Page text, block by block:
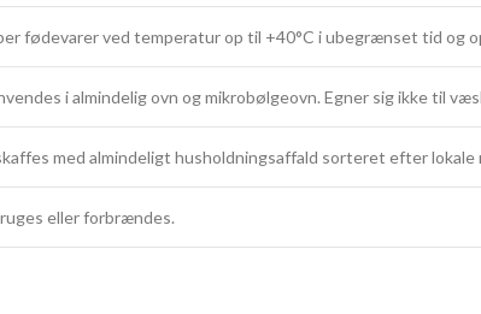
fødevarer ved temperatur op til +40°C i ubegrænset tid og
i almindelig ovn og mikrobølgeovn. Egner sig ikke til
med almindeligt husholdningsaffald sorteret efter lokale
eller forbrændes.